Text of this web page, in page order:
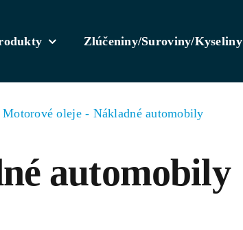
Zlúčeniny/Suroviny/Kyseliny
Motorové oleje - Nákladné automobily
automobily